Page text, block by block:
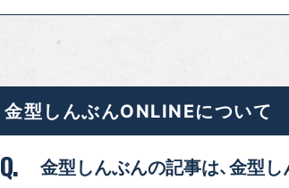
金型しんぶんONLINEについて
Q. 金型しんぶんの記事は、金型し